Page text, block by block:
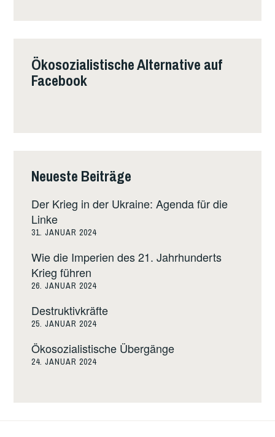
Ökosozialistische Alternative auf
Facebook
Neueste Beiträge
Der Krieg in der Ukraine: Agenda für die
Linke
31. JANUAR 2024
Wie die Imperien des 21. Jahrhunderts
Krieg führen
26. JANUAR 2024
Destruktivkräfte
25. JANUAR 2024
Ökosozialistische Übergänge
24. JANUAR 2024